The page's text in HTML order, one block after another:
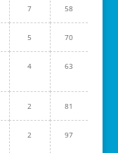
7 58
5 70
4 63
2 81
2 97